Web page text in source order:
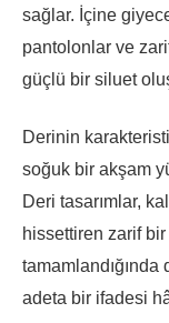
sağlar. İçine
pantolonlar ve
güçlü bir siluet
Derinin
soğuk bir akşam
Deri tasarımlar,
hissettiren zarif
adeta bir ifadesi